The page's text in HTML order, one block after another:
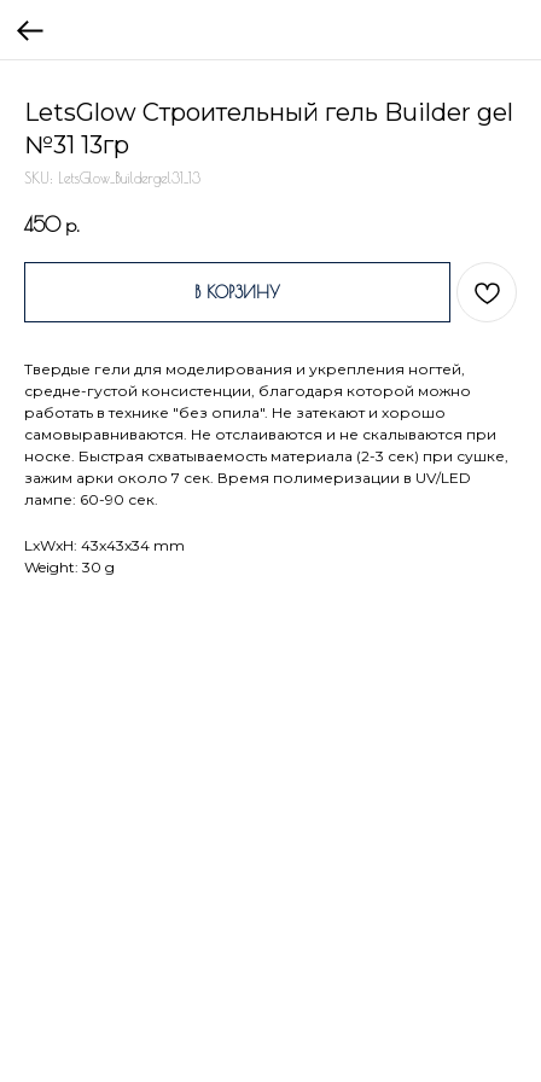
LetsGlow Строительный гель Builder gel
№31 13гр
SKU: LetsGlow_Buildergel31_13
450 р.
В КОРЗИНУ
Твердые гели для моделирования и укрепления ногтей,
средне-густой консистенции, благодаря которой можно
работать в технике "без опила". Не затекают и хорошо
самовыравниваются. Не отслаиваются и не скалываются при
носке. Быстрая схватываемость материала (2-3 сек) при сушке,
зажим арки около 7 сек. Время полимеризации в UV/LED
лампе: 60-90 сек.
LxWxH: 43x43x34 mm
Weight: 30 g